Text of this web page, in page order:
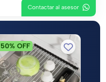
Contactar al asesor
50% OFF